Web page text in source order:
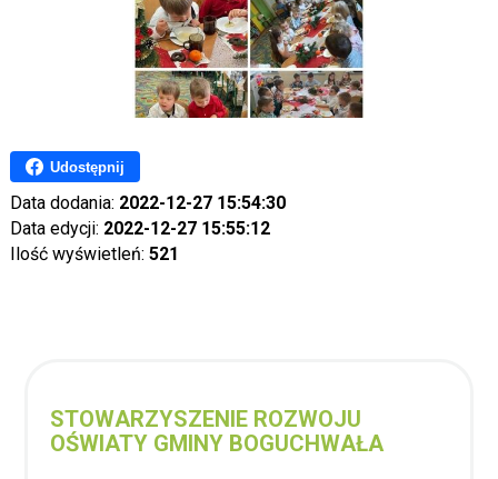
Udostępnij
Data dodania: 2022-12-27 15:54:30
Data edycji: 2022-12-27 15:55:12
Ilość wyświetleń: 521
STOWARZYSZENIE ROZWOJU
OŚWIATY GMINY BOGUCHWAŁA